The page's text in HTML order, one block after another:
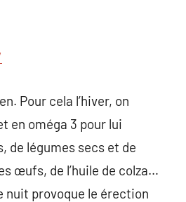
Pour cela l’hiver, on
en oméga 3 pour lui
de légumes secs et de
œufs, de l’huile de colza…
nuit provoque le érection